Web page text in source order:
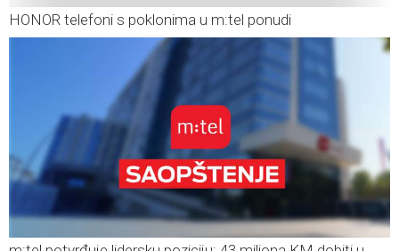
HONOR telefoni s poklonima u m:tel ponudi